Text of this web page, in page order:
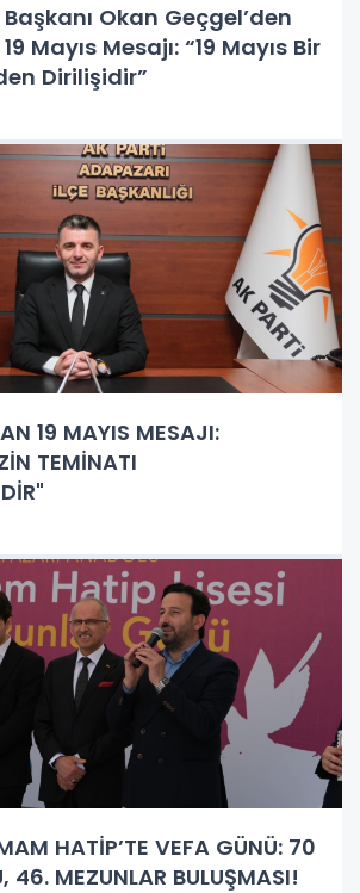
Okan Geçgel’den
Mayıs Mesajı: “19 Mayıs Bir
Dirilişidir”
19 MAYIS MESAJI:
TEMİNATI
HATİP’TE VEFA GÜNÜ: 70
46. MEZUNLAR BULUŞMASI!